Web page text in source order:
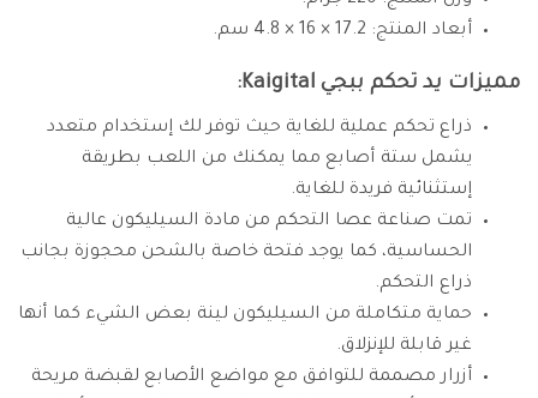
أبعاد المنتج: 17.2 × 16 × 4.8 سم.
مميزات يد تحكم ببجي Kaigital:
ذراع تحكم عملية للغاية حيث توفر لك إستخدام متعدد
يشمل ستة أصابع مما يمكنك من اللعب بطريقة
إستثنائية فريدة للغاية.
تمت صناعة عصا التحكم من مادة السيليكون عالية
الحساسية، كما يوجد فتحة خاصة بالشحن محجوزة بجانب
ذراع التحكم.
حماية متكاملة من السيليكون لينة بعض الشيء كما أنها
غير قابلة للإنزلاق.
أزرار مصممة للتوافق مع مواضع الأصابع لقبضة مريحة